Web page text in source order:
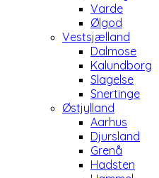
Varde
Ølgod
Vestsjælland
Dalmose
Kalundborg
Slagelse
Snertinge
Østjylland
Aarhus
Djursland
Grenå
Hadsten